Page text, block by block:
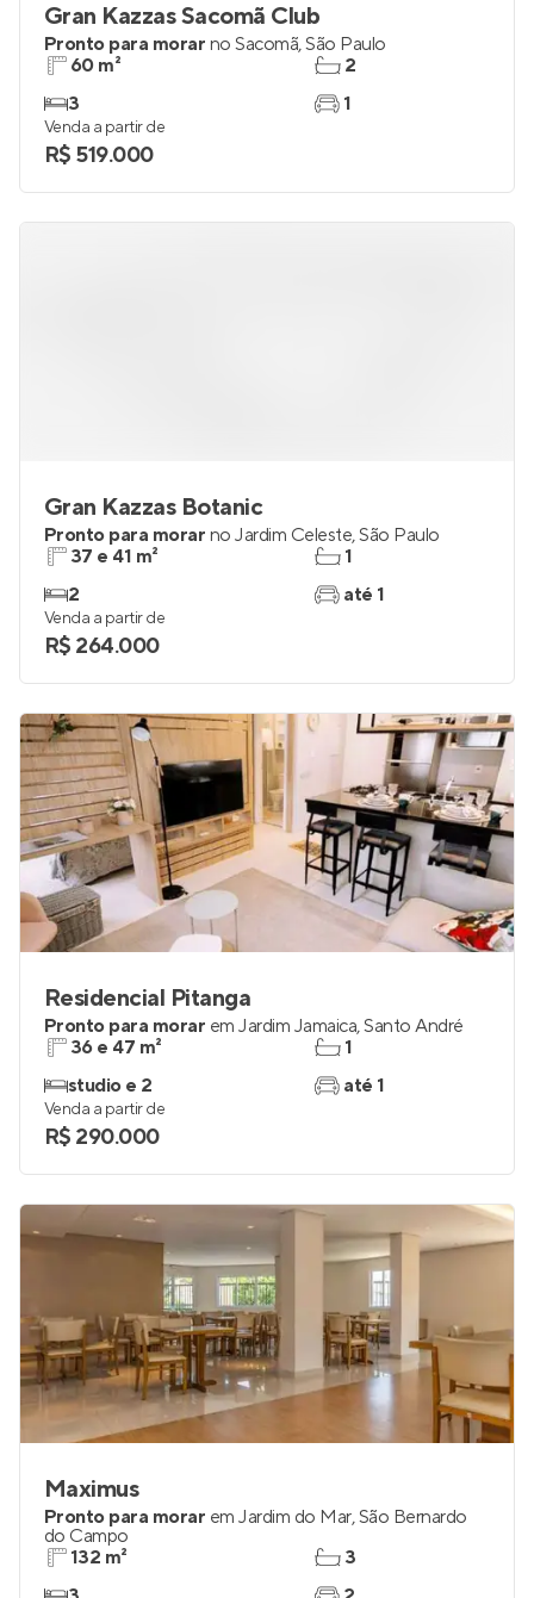
Gran Kazzas Sacomã Club
Pronto para morar no Sacomã,São Paulo
60 m²
3
2
1
Venda a partir de
R$ 519.000
Gran Kazzas Botanic
Pronto para morar no Jardim Celeste,São Paulo
37 e 41 m²
2
1
até 1
Venda a partir de
R$ 264.000
Residencial Pitanga
Pronto para morar em Jardim Jamaica,Santo André
36 e 47 m²
studio e 2
1
até 1
Venda a partir de
R$ 290.000
Maximus
Pronto para morar em Jardim do Mar,São Bernardo
do Campo
132 m²
3